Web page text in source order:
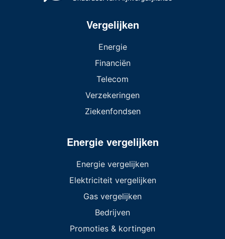
Vergelijken
Energie
Financiën
Telecom
Verzekeringen
Ziekenfondsen
Energie vergelijken
Energie vergelijken
Elektriciteit vergelijken
Gas vergelijken
Bedrijven
Promoties & kortingen